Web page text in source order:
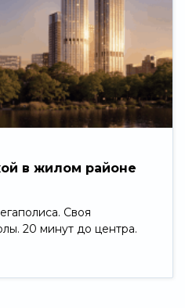
в жилом районе
Своя
20 минут до центра.